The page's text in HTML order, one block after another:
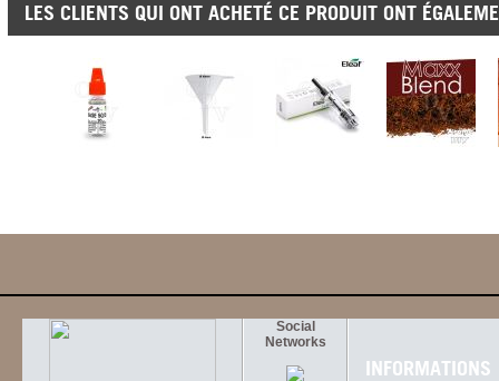
LES CLIENTS QUI ONT ACHETÉ CE PRODUIT ONT
Social
Networks
INFORMATIONS